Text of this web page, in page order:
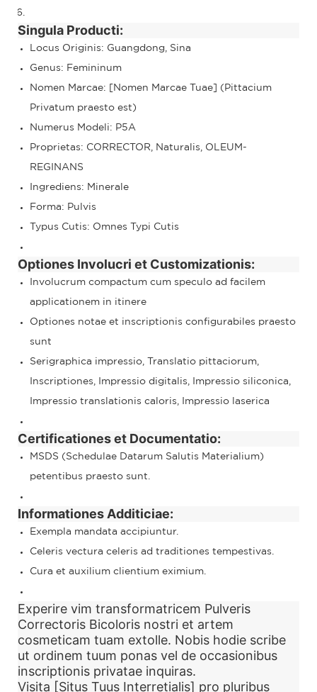
Singula Producti:
Locus Originis: Guangdong, Sina
Genus: Femininum
Nomen Marcae: [Nomen Marcae Tuae] (Pittacium
Privatum praesto est)
Numerus Modeli: P5A
Proprietas: CORRECTOR, Naturalis, OLEUM-
REGINANS
Ingrediens: Minerale
Forma: Pulvis
Typus Cutis: Omnes Typi Cutis
Optiones Involucri et Customizationis:
Involucrum compactum cum speculo ad facilem
applicationem in itinere
Optiones notae et inscriptionis configurabiles praesto
sunt
Serigraphica impressio, Translatio pittaciorum,
Inscriptiones, Impressio digitalis, Impressio siliconica,
Impressio translationis caloris, Impressio laserica
Certificationes et Documentatio:
MSDS (Schedulae Datarum Salutis Materialium)
petentibus praesto sunt.
Informationes Additiciae:
Exempla mandata accipiuntur.
Celeris vectura celeris ad traditiones tempestivas.
Cura et auxilium clientium eximium.
Experire vim transformatricem Pulveris
Correctoris Bicoloris nostri et artem
cosmeticam tuam extolle. Nobis hodie scribe
ut ordinem tuum ponas vel de occasionibus
inscriptionis privatae inquiras.
Visita [Situs Tuus Interretialis] pro pluribus